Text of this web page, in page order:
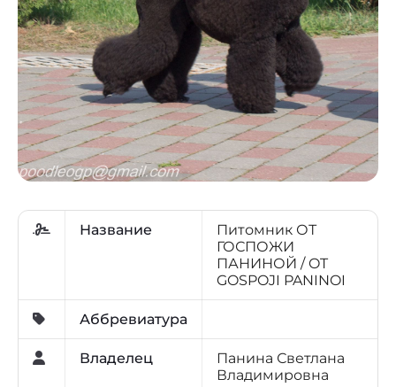
Название
Питомник ОТ
ГОСПОЖИ
ПАНИНОЙ / OT
GOSPOJI PANINOI
Аббревиатура
Владелец
Панина Светлана
Владимировна